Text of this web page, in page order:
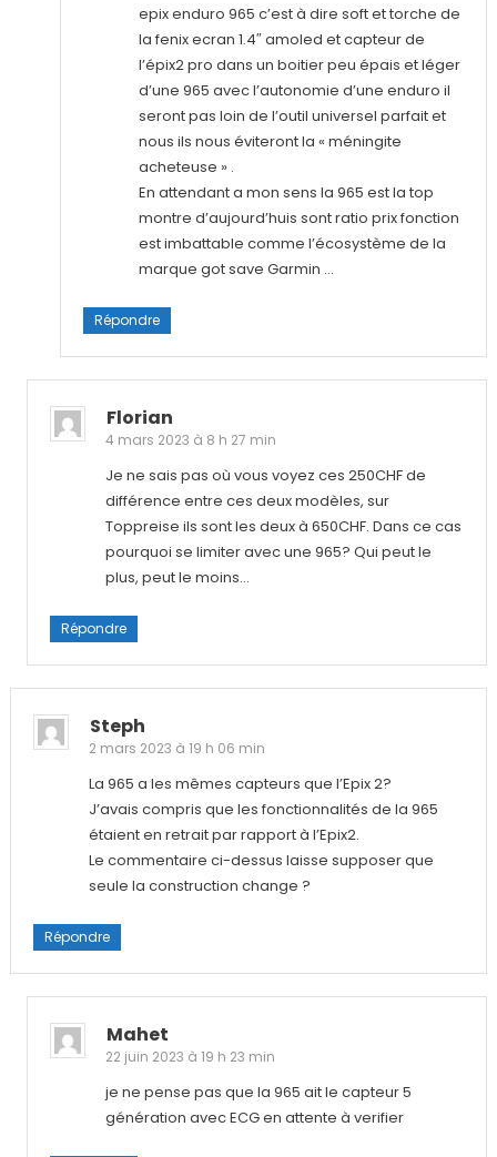
epix enduro 965 c’est à dire soft et torche de
la fenix ecran 1.4″ amoled et capteur de
l’épix2 pro dans un boitier peu épais et léger
d’une 965 avec l’autonomie d’une enduro il
seront pas loin de l’outil universel parfait et
nous ils nous éviteront la « méningite
acheteuse » .
En attendant a mon sens la 965 est la top
montre d’aujourd’huis sont ratio prix fonction
est imbattable comme l’écosystème de la
marque got save Garmin …
Répondre
Florian
4 mars 2023 à 8 h 27 min
Je ne sais pas où vous voyez ces 250CHF de
différence entre ces deux modèles, sur
Toppreise ils sont les deux à 650CHF. Dans ce cas
pourquoi se limiter avec une 965? Qui peut le
plus, peut le moins…
Répondre
Steph
2 mars 2023 à 19 h 06 min
La 965 a les mêmes capteurs que l’Epix 2?
J’avais compris que les fonctionnalités de la 965
étaient en retrait par rapport à l’Epix2.
Le commentaire ci-dessus laisse supposer que
seule la construction change ?
Répondre
Mahet
22 juin 2023 à 19 h 23 min
je ne pense pas que la 965 ait le capteur 5
génération avec ECG en attente à verifier